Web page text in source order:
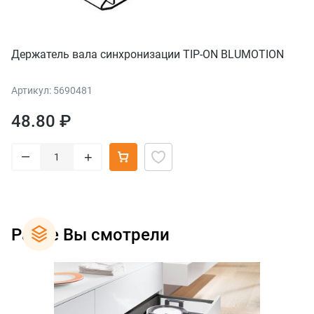
Держатель вала синхронизации TIP-ON BLUMOTION
Артикул: 5690481
48.80 ₽
– +
Ранее Вы смотрели